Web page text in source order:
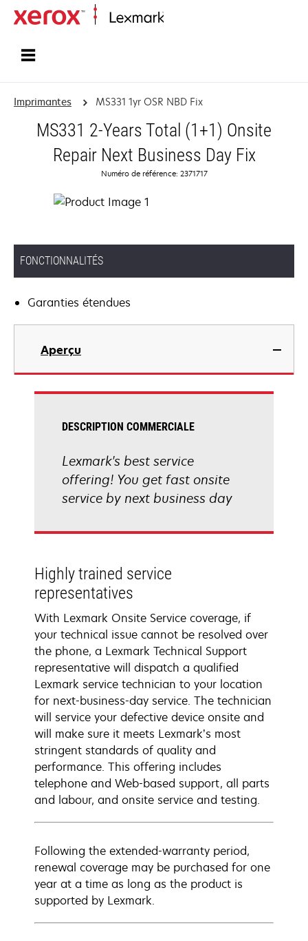
Imprimantes MS331 1yr OSR NBD Fix
MS331 2-Years Total (1+1) Onsite
Repair Next Business Day Fix
Numéro de référence: 2371717
FONCTIONNALITÉS
Garanties étendues
Aperçu
DESCRIPTION COMMERCIALE
Lexmark's best service
offering! You get fast onsite
service by next business day
Highly trained service
representatives
With Lexmark Onsite Service coverage, if
your technical issue cannot be resolved over
the phone, a Lexmark Technical Support
representative will dispatch a qualified
Lexmark service technician to your location
for next-business-day service. The technician
will service your defective device onsite and
will make sure it meets Lexmark’s most
stringent standards of quality and
performance. This offering includes
telephone and Web-based support, all parts
and labour, and onsite service and testing.
Following the extended-warranty period,
renewal coverage may be purchased for one
year at a time as long as the product is
supported by Lexmark.